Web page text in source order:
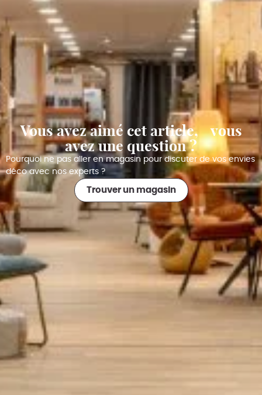
Vous avez aimé cet article, vous
avez une question ?
Pourquoi ne pas aller en magasin pour discuter de vos envies
déco avec nos experts ?
Trouver un magasin